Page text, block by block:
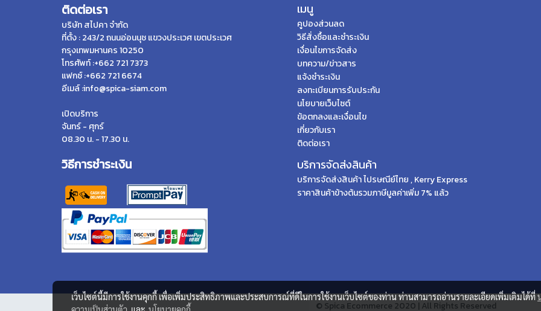
ติดต่อเรา
บริษัท สไปคา จำกัด
ที่ตั้ง : 243/2 ถนนอ่อนนุช แขวงประเวศ เขตประเวศ
กรุงเทพมหานคร 10250
โทรศัพท์ :+662 721 7373
แฟกซ์ :+662 721 6674
อีเมล์ :info@spica-siam.com
เปิดบริการ
จันทร์ - ศุกร์
08.30 น. - 17.30 น.
วิธีการชำระเงิน
เมนู
คูปองส่วนลด
วิธีสั่งซื้อและชำระเงิน
เงื่อนไขการจัดส่ง
บทความ/ข่าวสาร
แจ้งชำระเงิน
ลงทะเบียนการรับประกัน
นโยบายเว็บไซต์
ข้อตกลงและเงื่อนไข
เกี่ยวกับเรา
ติดต่อเรา
บริการจัดส่งสินค้า
บริการจัดส่งสินค้า ไปรษณีย์ไทย , Kerry Express
ราคาสินค้าข้างต้นรวมภาษีมูลค่าเพิ่ม 7% แล้ว
© Spica Ecommerce 2020 | All Rights Reserved
เว็บไซต์นี้มีการใช้งานคุกกี้ เพื่อเพิ่มประสิทธิภาพและประสบการณ์ที่ดีในการใช้งานเว็บไซต์ของท่าน ท่านสามารถอ่านรายละเอียดเพิ่มเติมได้ที่